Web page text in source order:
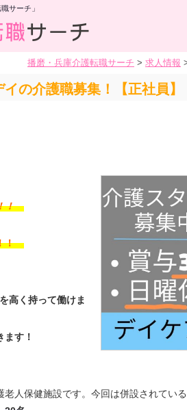
サーチ」
播磨・兵庫介護転職サーチ > 求人情報
の介護職募集！【正社員
！！
！！
高く持って働けま
す！
人保健施設です。今回は併設されてい